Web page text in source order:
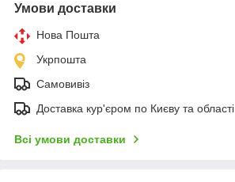
Умови доставки
Нова Пошта
Укрпошта
Самовивіз
Доставка кур'єром по Києву та області
Всі умови доставки